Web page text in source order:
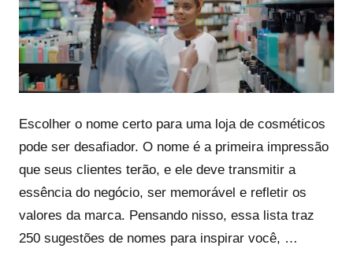
Escolher o nome certo para uma loja de cosméticos
pode ser desafiador. O nome é a primeira impressão
que seus clientes terão, e ele deve transmitir a
essência do negócio, ser memorável e refletir os
valores da marca. Pensando nisso, essa lista traz
250 sugestões de nomes para inspirar você, …